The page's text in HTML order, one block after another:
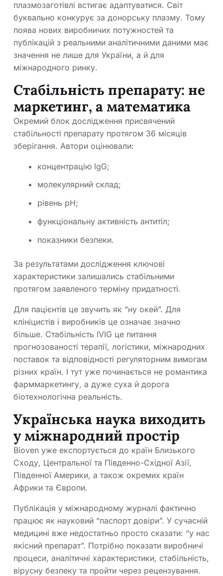
плазмозаготівлі встигає адаптуватися. Світ
буквально конкурує за донорську плазму. Тому
поява нових виробничих потужностей та
публікацій з реальними аналітичними даними має
значення не лише для України, а й для
міжнародного ринку.
Стабільність препарату: не
маркетинг, а математика
Окремий блок дослідження присвячений
стабільності препарату протягом 36 місяців
зберігання. Автори оцінювали:
концентрацію IgG;
молекулярний склад;
рівень pH;
функціональну активність антитіл;
показники безпеки.
За результатами дослідження ключові
характеристики залишались стабільними
протягом заявленого терміну придатності.
Для пацієнтів це звучить як “ну окей”. Для
клініцистів і виробників це означає значно
більше. Стабільність IVIG це питання
прогнозованості терапії, логістики, міжнародних
поставок та відповідності регуляторним вимогам
різних країн. І тут уже починається не романтика
фарммаркетингу, а дуже суха й дорога
біотехнологічна реальність.
Українська наука виходить
у міжнародний простір
Bioven уже експортується до країн Близького
Сходу, Центральної та Південно-Східної Азії,
Південної Америки, а також окремих країн
Африки та Європи.
Публікація у міжнародному журналі фактично
працює як науковий “паспорт довіри”. У сучасній
медицині вже недостатньо просто сказати: “у нас
якісний препарат”. Потрібно показати виробничі
процеси, аналітичні характеристики, стабільність,
вірусну безпеку та пройти через рецензування.